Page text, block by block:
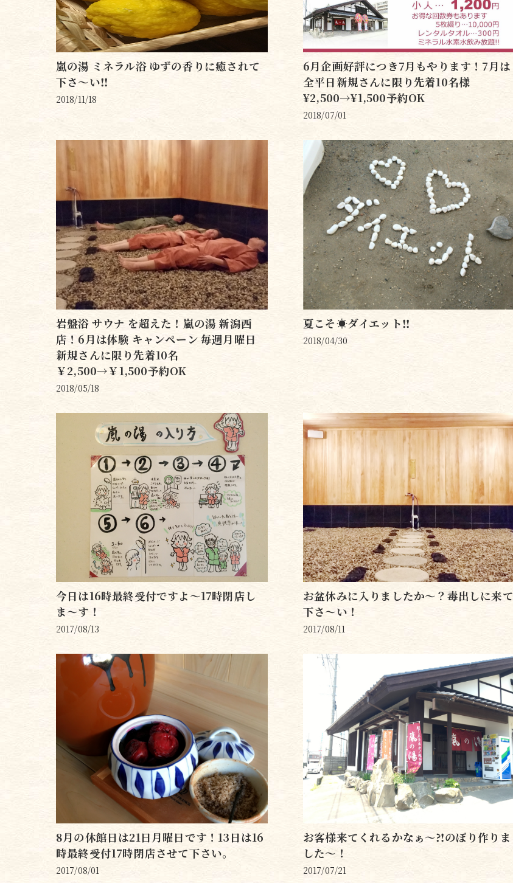
嵐の湯 ミネラル浴 ゆずの香りに癒されて
下さ〜い‼️
2018/11/18
6月企画好評につき7月もやります！7月は
全平日新規さんに限り先着10名様
¥2,500→¥1,500予約OK
2018/07/01
岩盤浴 サウナ を超えた！嵐の湯 新潟西
店！6月は体験 キャンペーン 毎週月曜日
新規さんに限り先着10名
￥2,500→￥1,500予約OK
2018/05/18
夏こそ☀️ダイエット‼️
2018/04/30
今日は16時最終受付ですよ〜17時閉店し
ま〜す！
2017/08/13
お盆休みに入りましたか〜？毒出しに来て
下さ〜い！
2017/08/11
8月の休館日は21日月曜日です！13日は16
時最終受付17時閉店させて下さい。
2017/08/01
お客様来てくれるかなぁ〜⁈のぼり作りま
した〜！
2017/07/21